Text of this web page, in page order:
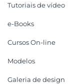
Tutoriais de vídeo
e-Books
Cursos On-line
Modelos
Galeria de design